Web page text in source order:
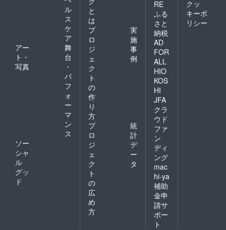
ル
ス
ケ
ア
アー
ト・
写真
舞
台
・
パ
フ
ォ
ー
マ
ン
ス
ソー
シャ
ル
グッ
ド
と
は
プ
ロ
ジ
ェ
ク
ト
の
作
り
方
実
施
事
例
プ
ロ
ジ
ェ
ク
ト
の
広
め
方
統
計
デ
ー
タ
RE
ふる
さと
納税
AD
FOR
ALL
HIO
KOS
HI
JFA
クラ
ウド
ファ
ン
ディ
ング
mac
hi-ya
補助
金申
請サ
ポー
ト
クッ
キーポ
リシー